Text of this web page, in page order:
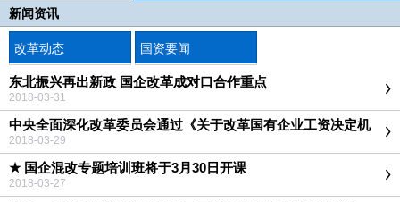
新闻资讯
改革动态 国资要闻
东北振兴再出新政 国企改革成对口合作重点
2018-03-31
中央全面深化改革委员会通过《关于改革国有企业工资决定机
制的意见》
2018-03-29
★ 国企混改专题培训班将于3月30日开课
2018-03-27